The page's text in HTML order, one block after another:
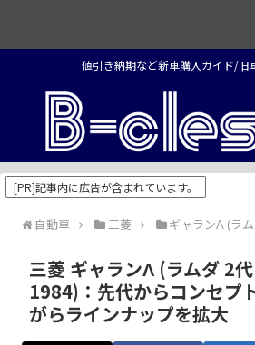
値引き納期など新車購入ガイド/旧
[PR]記事内に広告が含まれています。
自動車 三菱 ギャランΛ (ラ
三菱 ギャランΛ (ラムダ 2
1984)：先代からコンセプ
がらラインナップを拡大